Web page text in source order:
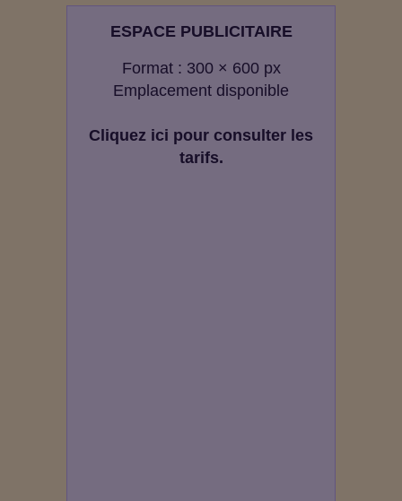
ESPACE PUBLICITAIRE
Format : 300 × 600 px
Emplacement disponible
Cliquez ici pour consulter les
tarifs.